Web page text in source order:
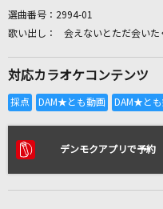
全
リアルタイム
選曲番号： 2994-01
会えないとただ会いた
対応カラオケコンテンツ
デンモクアプリで予約